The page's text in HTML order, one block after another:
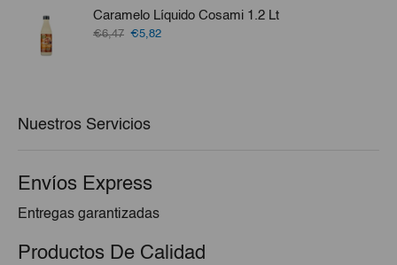
era:
€77,57.
es:
€72,45.
Caramelo Líquido Cosami 1.2 Lt
€6,47 El
€5,82El
Nuestros Servicios
Envíos Express
Entregas garantizadas
Productos De Calidad